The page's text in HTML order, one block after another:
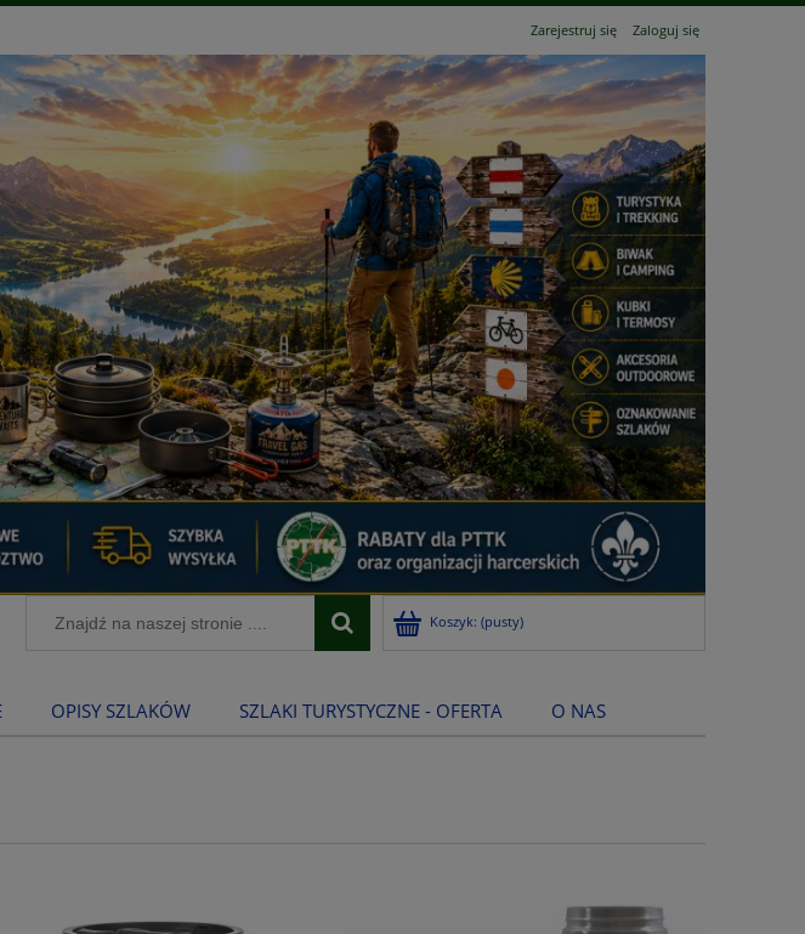
Zarejestruj się Zaloguj się
Koszyk: (pusty)
OPISY SZLAKÓW SZLAKI TURYSTYCZNE - OFERTA O NAS